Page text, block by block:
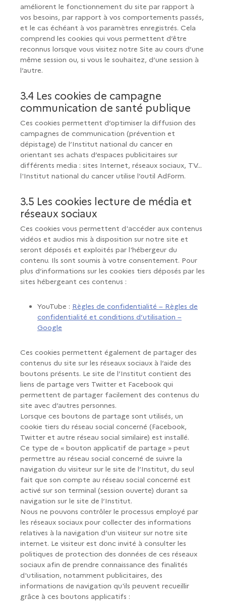
améliorent le fonctionnement du site par rapport à
vos besoins, par rapport à vos comportements passés,
et le cas échéant à vos paramètres enregistrés. Cela
comprend les cookies qui vous permettent d’être
reconnus lorsque vous visitez notre Site au cours d’une
même session ou, si vous le souhaitez, d’une session à
l’autre.
3.4 Les cookies de campagne
communication de santé publique
Ces cookies permettent d’optimiser la diffusion des
campagnes de communication (prévention et
dépistage) de l’Institut national du cancer en
orientant ses achats d’espaces publicitaires sur
différents media : sites Internet, réseaux sociaux, TV...
l'Institut national du cancer utilise l’outil AdForm.
3.5 Les cookies lecture de média et
réseaux sociaux
Ces cookies vous permettent d'accéder aux contenus
vidéos et audios mis à disposition sur notre site et
seront déposés et exploités par l'hébergeur du
contenu. Ils sont soumis à votre consentement. Pour
plus d’informations sur les cookies tiers déposés par les
sites hébergeant ces contenus :
YouTube : Règles de confidentialité – Règles de
confidentialité et conditions d’utilisation –
Google
Ces cookies permettent également de partager des
contenus du site sur les réseaux sociaux à l’aide des
boutons présents. Le site de l’Institut contient des
liens de partage vers Twitter et Facebook qui
permettent de partager facilement des contenus du
site avec d’autres personnes.
Lorsque ces boutons de partage sont utilisés, un
cookie tiers du réseau social concerné (Facebook,
Twitter et autre réseau social similaire) est installé.
Ce type de « bouton applicatif de partage » peut
permettre au réseau social concerné de suivre la
navigation du visiteur sur le site de l’Institut, du seul
fait que son compte au réseau social concerné est
activé sur son terminal (session ouverte) durant sa
navigation sur le site de l’Institut.
Nous ne pouvons contrôler le processus employé par
les réseaux sociaux pour collecter des informations
relatives à la navigation d’un visiteur sur notre site
internet. Le visiteur est donc invité à consulter les
politiques de protection des données de ces réseaux
sociaux afin de prendre connaissance des finalités
d'utilisation, notamment publicitaires, des
informations de navigation qu'ils peuvent recueillir
grâce à ces boutons applicatifs :